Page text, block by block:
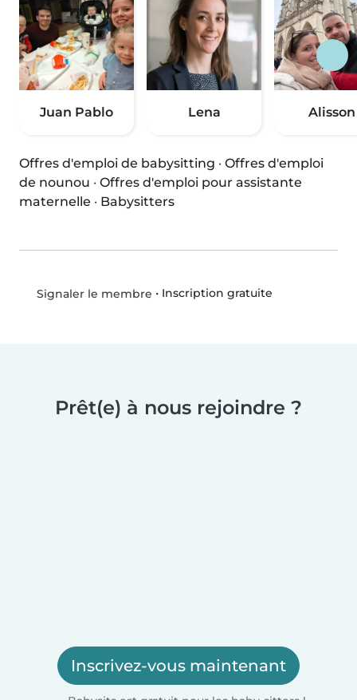
Juan Pablo Lena Alisson
Offres d'emploi de babysitting · Offres d'emploi
de nounou · Offres d'emploi pour assistante
maternelle · Babysitters
Signaler le membre • Inscription gratuite
Prêt(e) à nous rejoindre ?
Inscrivez-vous maintenant